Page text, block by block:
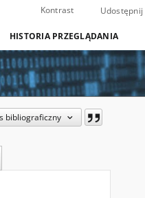
Kontrast Udostępnij
HISTORIA PRZEGLĄDANIA
bibliograficzny